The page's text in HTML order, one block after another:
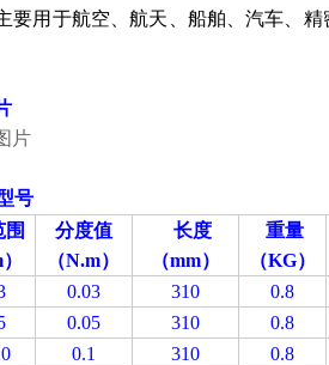
要用于航空、航天、船舶、汽车、
号
分度值
（N.m）
长度
（mm）
重量
（KG）
0.03 310 0.8
0.05 310 0.8
0.1 310 0.8